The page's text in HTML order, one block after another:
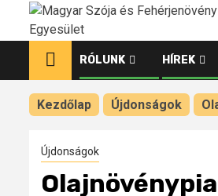
Ugrás
tartalomhoz
RÓLUNK HÍREK
Kezdőlap Újdonságok
Újdonságok